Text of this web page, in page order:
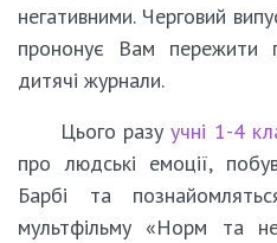
негативними. Черговий
прононує Вам пережити
дитячі журнали.
Цього разуучні 1-4
про людські емоції,
Барбі та
мультфільму «Норм та